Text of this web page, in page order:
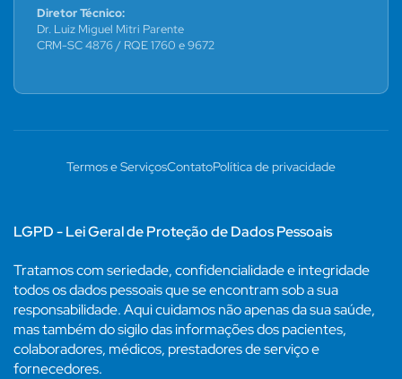
Diretor Técnico:
Dr. Luiz Miguel Mitri Parente
CRM-SC 4876 / RQE 1760 e 9672
Termos e ServiçosContatoPolítica de privacidade
LGPD - Lei Geral de Proteção de Dados Pessoais
Tratamos com seriedade, confidencialidade e integridade
todos os dados pessoais que se encontram sob a sua
responsabilidade. Aqui cuidamos não apenas da sua saúde,
mas também do sigilo das informações dos pacientes,
colaboradores, médicos, prestadores de serviço e
fornecedores.